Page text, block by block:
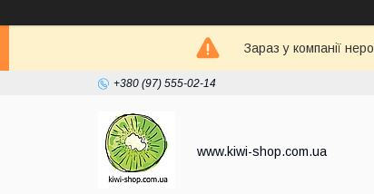
Зараз у компанії
+380 (97) 555-02-14
www.kiwi-shop.com.ua